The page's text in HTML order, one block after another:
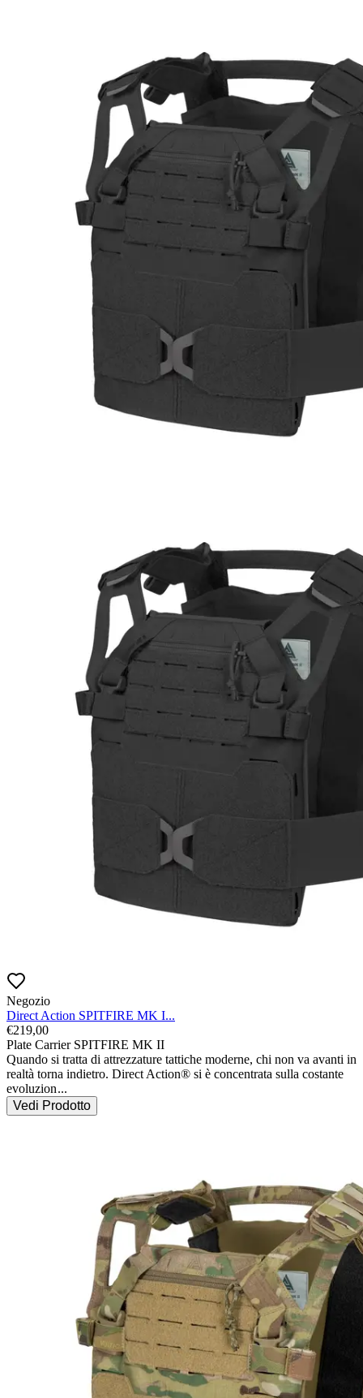
Negozio
Direct Action SPITFIRE MK I...
€219,00
Plate Carrier SPITFIRE MK II
Quando si tratta di attrezzature tattiche moderne, chi non va avanti in
realtà torna indietro. Direct Action® si è concentrata sulla costante
evoluzion...
Vedi Prodotto